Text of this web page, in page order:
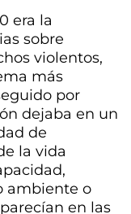
era la
sobre
violentos,
más
por
dejaba en un
de
la vida
ambiente o
en las